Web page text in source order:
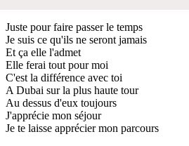
Juste pour faire passer le temps
Je suis ce qu'ils ne seront jamais
Et ça elle l'admet
Elle ferai tout pour moi
C'est la différence avec toi
A Dubai sur la plus haute tour
Au dessus d'eux toujours
J'apprécie mon séjour
Je te laisse apprécier mon parcours